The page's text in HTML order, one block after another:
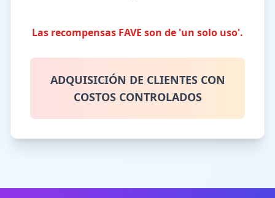
Las recompensas FAVE son de 'un solo uso'.
ADQUISICIÓN DE CLIENTES CON
COSTOS CONTROLADOS